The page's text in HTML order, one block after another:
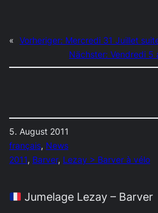
« Vorheriger: Mercredi 31 Juillet
Nächster: Vendredi 5
5. August 2011
français, News
2011, Barver, Lezay > Barver à vélo
Jumelage Lezay – Barver